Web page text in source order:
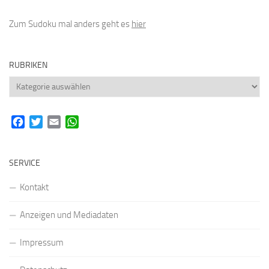
Zum Sudoku mal anders geht es hier
RUBRIKEN
Rubriken
FacebookTwitterEmail
SERVICE
Kontakt
Anzeigen und Mediadaten
Impressum